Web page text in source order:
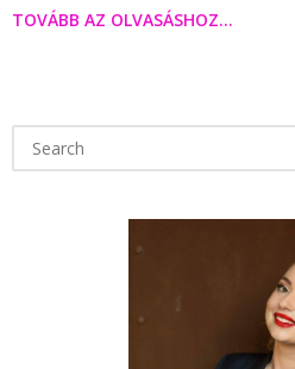
TOVÁBB AZ OLVASÁSHOZ...
for: